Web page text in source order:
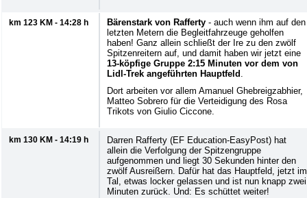
km 123 KM - 14:28 h Bärenstark von Rafferty - auch wenn ihm auf den
letzten Metern die Begleitfahrzeuge geholfen
haben! Ganz allein schließt der Ire zu den zwölf
Spitzenreitern auf, und damit haben wir jetzt eine
13-köpfige Gruppe 2:15 Minuten vor dem von
Lidl-Trek angeführten Hauptfeld .
Dort arbeiten vor allem Amanuel Ghebreigzabhier,
Matteo Sobrero für die Verteidigung des Rosa
Trikots von Giulio Ciccone.
km 130 KM - 14:19 h
Darren Rafferty (EF Education-EasyPost) hat
allein die Verfolgung der Spitzengruppe
aufgenommen und liegt 30 Sekunden hinter den
zwölf Ausreißern. Dafür hat das Hauptfeld, jetzt im
Tal, etwas locker gelassen und ist nun knapp zwei
Minuten zurück. Und: Es schüttet weiter!